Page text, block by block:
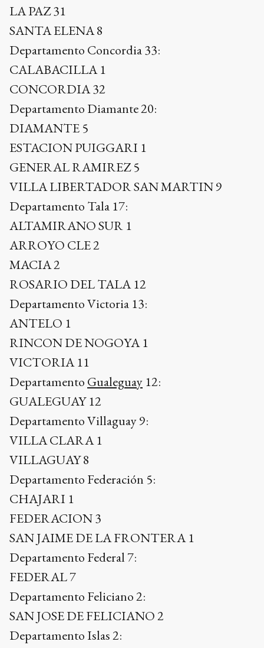
LA PAZ 31
SANTA ELENA 8
Departamento Concordia 33:
CALABACILLA 1
CONCORDIA 32
Departamento Diamante 20:
DIAMANTE 5
ESTACION PUIGGARI 1
GENERAL RAMIREZ 5
VILLA LIBERTADOR SAN MARTIN 9
Departamento Tala 17:
ALTAMIRANO SUR 1
ARROYO CLE 2
MACIA 2
ROSARIO DEL TALA 12
Departamento Victoria 13:
ANTELO 1
RINCON DE NOGOYA 1
VICTORIA 11
Departamento Gualeguay 12:
GUALEGUAY 12
Departamento Villaguay 9:
VILLA CLARA 1
VILLAGUAY 8
Departamento Federación 5:
CHAJARI 1
FEDERACION 3
SAN JAIME DE LA FRONTERA 1
Departamento Federal 7:
FEDERAL 7
Departamento Feliciano 2:
SAN JOSE DE FELICIANO 2
Departamento Islas 2: